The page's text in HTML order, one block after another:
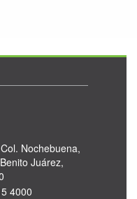
Col. Nochebuena,
Juárez,
4000